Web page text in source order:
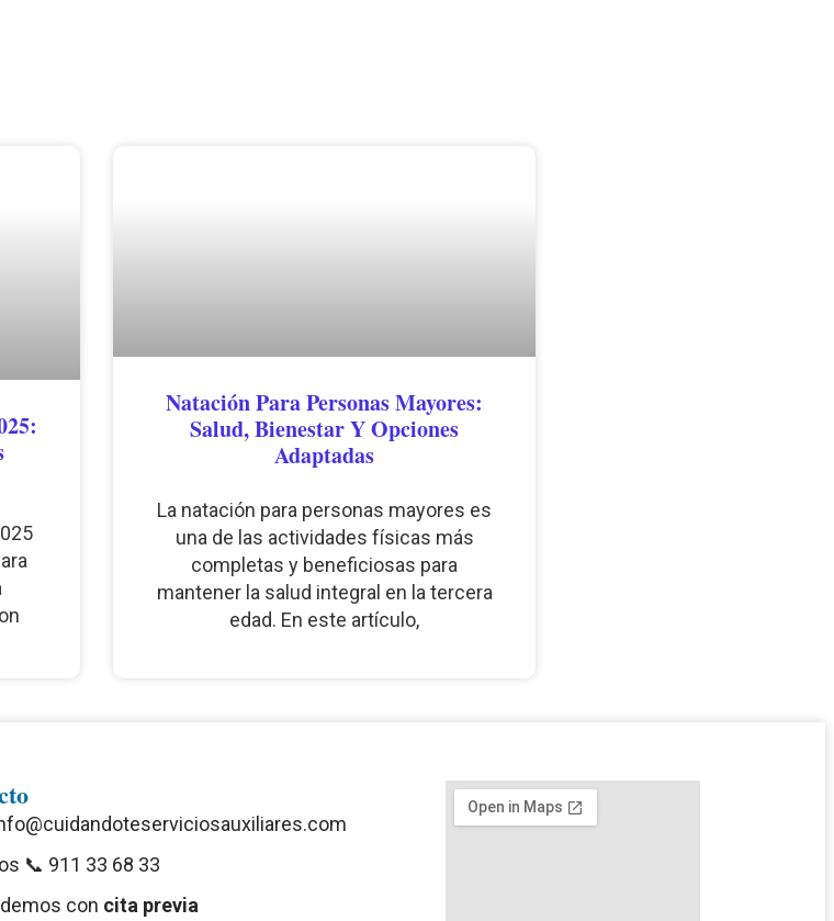
Natación Para Personas Mayores:
Salud, Bienestar Y Opciones
Adaptadas
La natación para personas mayores es
una de las actividades físicas más
completas y beneficiosas para
mantener la salud integral en la tercera
edad. En este artículo,
📞 911 33 68 33
con cita previa